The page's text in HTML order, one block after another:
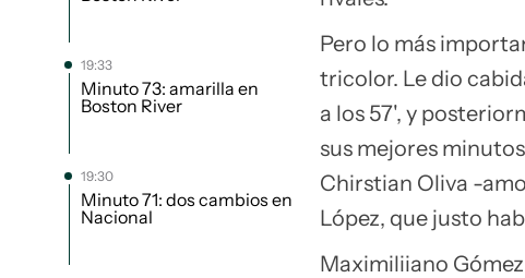
19:33
Minuto 73: amarilla en
Boston River
19:30
Minuto 71: dos cambios en
Nacional
Pero lo más
tricolor. Le dio
a los 57', y
sus mejores
Chirstian Oliva -
López, que justo
Maximiliiano